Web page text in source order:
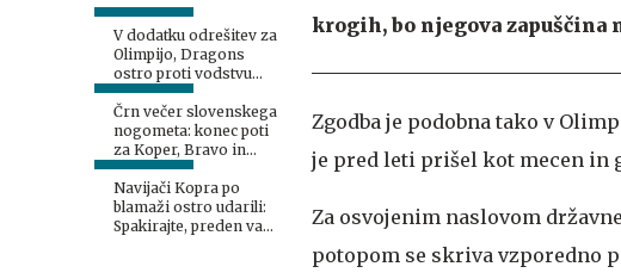
V dodatku odrešitev za
Olimpijo, Dragons
ostro proti vodstvu
kluba
Črn večer slovenskega
nogometa: konec poti
za Koper, Bravo in
Aluminij
Navijači Kopra po
blamaži ostro udarili:
Spakirajte, preden vam
krogih, bo njegova zapuščina
Zgodba je podobna tako v
je pred leti prišel kot mecen in
Za osvojenim naslovom
potopom se skriva vzporedno